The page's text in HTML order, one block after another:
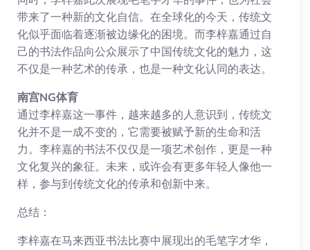
带来了一种新的文化自信。在全球化的今天，传统文
化似乎面临着逐渐被边缘化的困境。而李梓嘉通过自
己的书法作品向公众展示了中国传统文化的魅力，这
不仅是一种艺术的传承，也是一种文化认同的表达。
南宫NG体育
通过李梓嘉这一事件，越来越多的人意识到，传统文
化并不是一成不变的，它需要被赋予新的生命和活
力。李梓嘉的书法不仅仅是一项艺术创作，更是一种
文化复兴的象征。未来，或许会有更多年轻人像他一
样，参与到传统文化的传承和创新中来。
总结：
李梓嘉在马来西亚书法比赛中展现出的毛笔字才华，